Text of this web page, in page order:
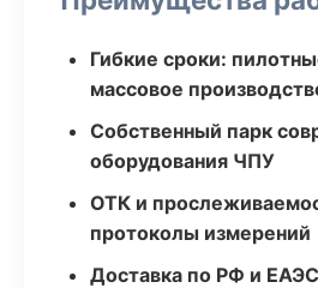
Гибкие сроки:
массовое
Собственный парк
оборудования ЧПУ
ОТК и
протоколы измерений
Доставка по РФ и